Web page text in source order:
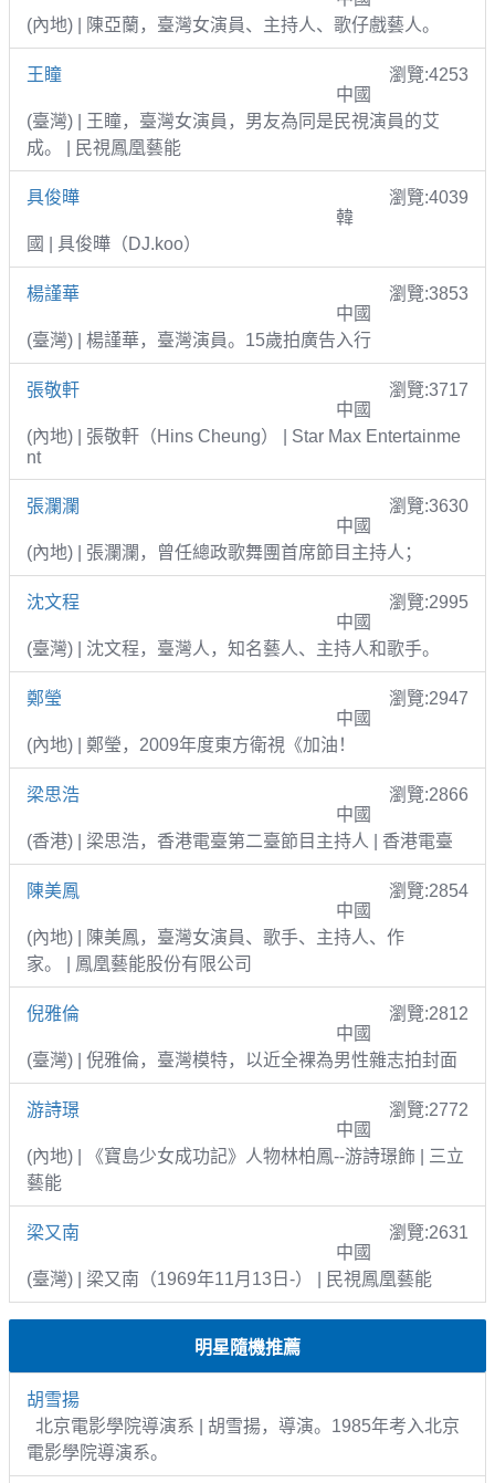
(內地) | 陳亞蘭，臺灣女演員、主持人、歌仔戲藝人。
王瞳
瀏覽:4253
中國
(臺灣) | 王瞳，臺灣女演員，男友為同是民視演員的艾
成。 | 民視鳳凰藝能
具俊曄
瀏覽:4039
韓
國 | 具俊曄（DJ.koo）
楊謹華
瀏覽:3853
中國
(臺灣) | 楊謹華，臺灣演員。15歲拍廣告入行
張敬軒
瀏覽:3717
中國
(內地) | 張敬軒（Hins Cheung） | Star Max Entertainme
nt
張瀾瀾
瀏覽:3630
中國
(內地) | 張瀾瀾，曾任總政歌舞團首席節目主持人；
沈文程
瀏覽:2995
中國
(臺灣) | 沈文程，臺灣人，知名藝人、主持人和歌手。
鄭瑩
瀏覽:2947
中國
(內地) | 鄭瑩，2009年度東方衛視《加油！
梁思浩
瀏覽:2866
中國
(香港) | 梁思浩，香港電臺第二臺節目主持人 | 香港電臺
陳美鳳
瀏覽:2854
中國
(內地) | 陳美鳳，臺灣女演員、歌手、主持人、作
家。 | 鳳凰藝能股份有限公司
倪雅倫
瀏覽:2812
中國
(臺灣) | 倪雅倫，臺灣模特，以近全裸為男性雜志拍封面
游詩璟
瀏覽:2772
中國
(內地) | 《寶島少女成功記》人物林柏鳳--游詩璟飾 | 三立
藝能
梁又南
瀏覽:2631
中國
(臺灣) | 梁又南（1969年11月13日-） | 民視鳳凰藝能
明星隨機推薦
胡雪揚
北京電影學院導演系 | 胡雪揚，導演。1985年考入北京
電影學院導演系。